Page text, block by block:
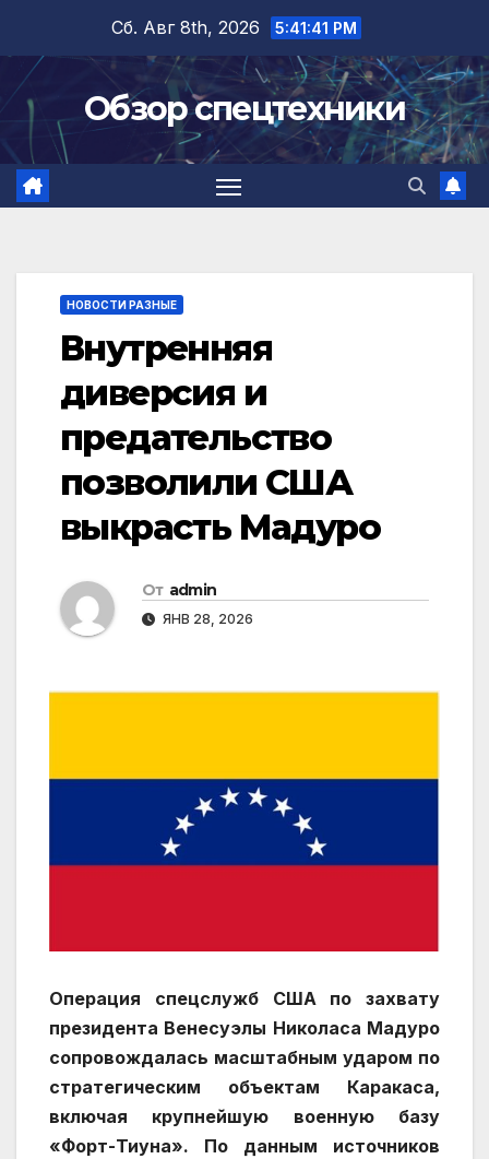
содержимому
Сб. Авг 8th, 2026 5:41:42 PM
Обзор спецтехники
НОВОСТИ РАЗНЫЕ
Внутренняя
диверсия и
предательство
позволили США
выкрасть Мадуро
От admin
ЯНВ 28, 2026
Операция спецслужб США по захвату
президента Венесуэлы Николаса Мадуро
сопровождалась масштабным ударом по
стратегическим объектам Каракаса,
включая крупнейшую военную базу
«Форт-Тиуна». По данным источников